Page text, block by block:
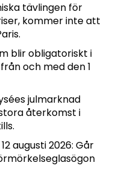
tävlingen för
kommer inte att
blir obligatoriskt i
och med den 1
julmarknad
återkomst i
augusti 2026: Går